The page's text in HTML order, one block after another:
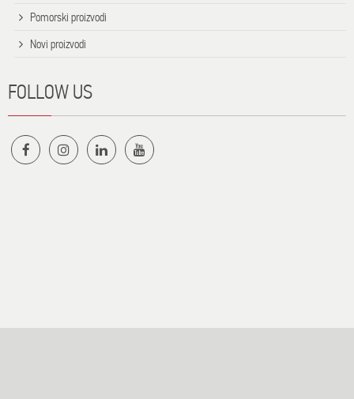
Pomorski proizvodi
Novi proizvodi
FOLLOW US